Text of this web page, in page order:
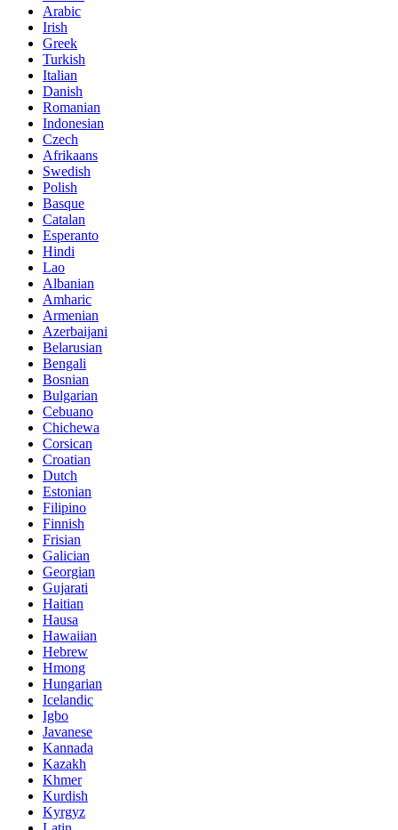
Arabic
Irish
Greek
Turkish
Italian
Danish
Romanian
Indonesian
Czech
Afrikaans
Swedish
Polish
Basque
Catalan
Esperanto
Hindi
Lao
Albanian
Amharic
Armenian
Azerbaijani
Belarusian
Bengali
Bosnian
Bulgarian
Cebuano
Chichewa
Corsican
Croatian
Dutch
Estonian
Filipino
Finnish
Frisian
Galician
Georgian
Gujarati
Haitian
Hausa
Hawaiian
Hebrew
Hmong
Hungarian
Icelandic
Igbo
Javanese
Kannada
Kazakh
Khmer
Kurdish
Kyrgyz